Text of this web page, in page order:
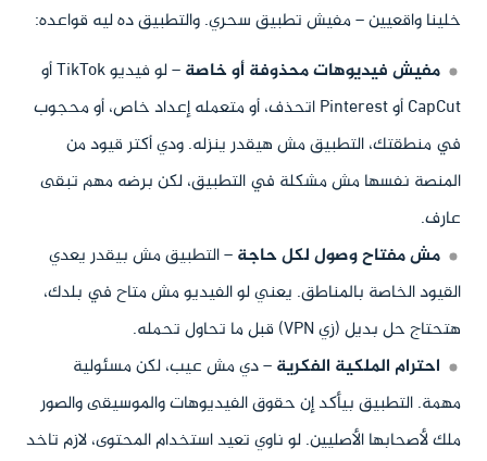
خلينا واقعيين – مفيش تطبيق سحري. والتطبيق ده ليه قواعده:
مفيش فيديوهات محذوفة أو خاصة
– لو فيديو TikTok أو
CapCut أو Pinterest اتحذف، أو متعمله إعداد خاص، أو محجوب
في منطقتك، التطبيق مش هيقدر ينزله. ودي أكتر قيود من
المنصة نفسها مش مشكلة في التطبيق، لكن برضه مهم تبقى
عارف.
مش مفتاح وصول لكل حاجة– التطبيق مش بيقدر يعدي
القيود الخاصة بالمناطق. يعني لو الفيديو مش متاح في بلدك،
هتحتاج حل بديل (زي VPN) قبل ما تحاول تحمله.
احترام الملكية الفكرية– دي مش عيب، لكن مسئولية
مهمة. التطبيق بيأكد إن حقوق الفيديوهات والموسيقى والصور
ملك لأصحابها الأصليين. لو ناوي تعيد استخدام المحتوى، لازم تاخد